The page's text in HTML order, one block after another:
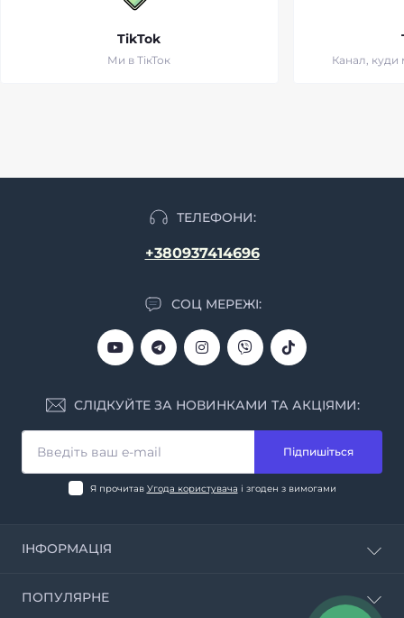
TikTok
Ми в ТікТок Канал,
ТЕЛЕФОНИ:
+380937414696
СОЦ МЕРЕЖІ:
СЛІДКУЙТЕ ЗА НОВИНКАМИ ТА АКЦІЯМИ:
Підпишіться
Я прочитав Угода користувача і згоден з вимогами
ІНФОРМАЦІЯ
Про магазин
ПОПУЛЯРНЕ